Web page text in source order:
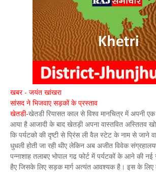
खबर - जयंत खांखरा
सांसद ने भिजवाए सड़कों के प्रस्ताव
खेतडी-खेतडी रियासत काल से विश्व मानचित्र में अपनी
आया है आजादी के बाद खेतड़ी अपना वास्तवित अस्तितव
कि पर्यटको की दृष्टी से प्रिंस ली वैल स्टेट के नाम से जाने
धुधली होती जा रही थीए लेकिन अब अजीत विवेक
पन्नाशाह तलाबए भोपाल गढ फोर्ट में पर्यटकों के आने की
हैए जिसके लिए सड़क मार्ग अत्यंत आवश्यक है। इस के लिए